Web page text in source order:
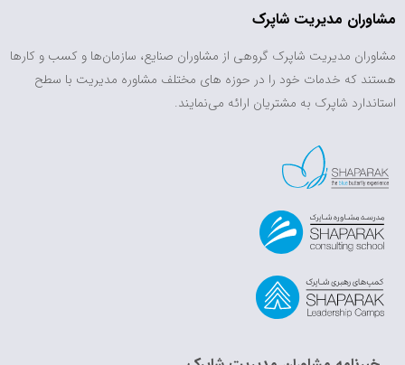
مشاوران مدیریت شاپرک
مشاوران مدیریت شاپرک گروهی از مشاوران صنایع، سازمان‌ها و کسب و کارها
هستند که خدمات خود را در حوزه های مختلف مشاوره مدیریت با سطح
استاندارد شاپرک به مشتریان ارائه می‌نمایند.